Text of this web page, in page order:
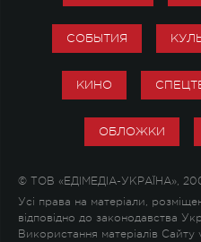
СОБЫТИЯ
КИНО
ОБЛОЖКИ
© ТОВ «ЕДІМЕДІА-УКРАЇНА»,
Усі права на матеріали,
відповідно до законодавства
Використання матеріалів Сайту